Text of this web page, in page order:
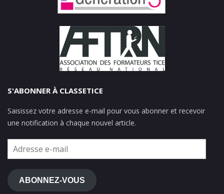
S'ABONNER À CLASSETICE
Saisissez votre adresse e-mail pour vous abonner et recevoir
une notification à chaque nouvel article.
Adresse
e-
mail
ABONNEZ-VOUS